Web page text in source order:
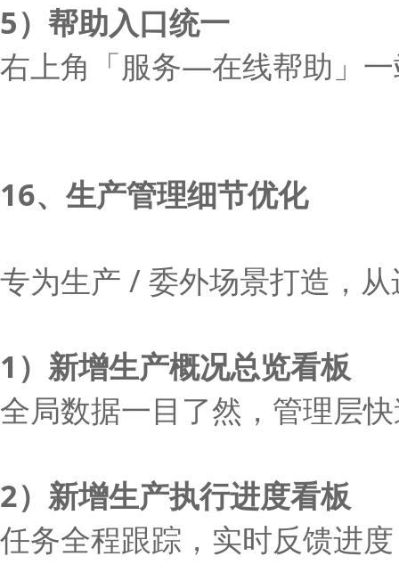
5）帮助入口统一
右上角「服务—在线帮助」
16、生产管理细节优化
专为生产 / 委外场景打造，
1）新增生产概况总览看板
全局数据一目了然，管理层
2）新增生产执行进度看板
任务全程跟踪，实时反馈进